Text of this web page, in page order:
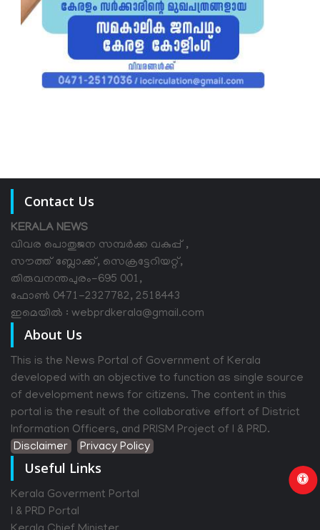
Contact Us
KERALA NEWS
വിവര പൊതുജന സമ്പര്‍ക്ക വകുപ്പ് ,
സൗത്ത് ബ്ലോക്ക്, സെക്രട്ടേറിയറ്റ്,
തിരുവനന്തപുരം-695 001,
ഫോൺ 0471-2327782, 2518443
ഇമെയിൽ : webprdkerala@gmail.com
About Us
This is the News Portal of Government of Kerala
developed with an objective to function as single source
of development news for citizens. The content in this
portal is the result of the collaborative effort of District
Information Officers, and PRISM Project of I & PRD.
Disclaimer
Privacy Policy
Useful Links
Kerala Goverment Portal
I & PRD Portal